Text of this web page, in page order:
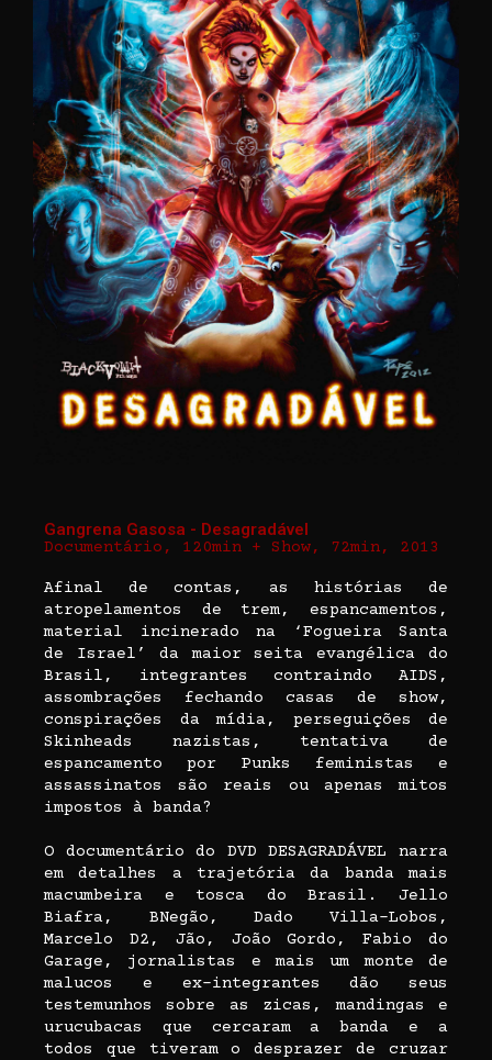
Gangrena Gasosa - Desagradável
Documentário, 120min + Show, 72min, 2013
Afinal de contas, as histórias de
atropelamentos de trem, espancamentos,
material incinerado na ‘Fogueira Santa
de Israel’ da maior seita evangélica do
Brasil, integrantes contraindo AIDS,
assombrações fechando casas de show,
conspirações da mídia, perseguições de
Skinheads nazistas, tentativa de
espancamento por Punks feministas e
assassinatos são reais ou apenas mitos
impostos à banda?
O documentário do DVD DESAGRADÁVEL narra
em detalhes a trajetória da banda mais
macumbeira e tosca do Brasil. Jello
Biafra, BNegão, Dado Villa-Lobos,
Marcelo D2, Jão, João Gordo, Fabio do
Garage, jornalistas e mais um monte de
malucos e ex-integrantes dão seus
testemunhos sobre as zicas, mandingas e
urucubacas que cercaram a banda e a
todos que tiveram o desprazer de cruzar